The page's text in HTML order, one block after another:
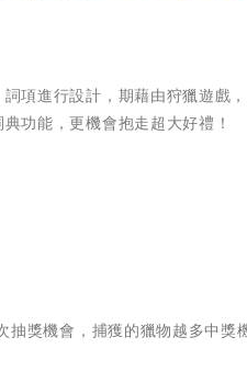
項進行設計，期藉由狩獵遊戲
功能，更機會抱走超大好禮！
抽獎機會，捕獲的獵物越多中獎